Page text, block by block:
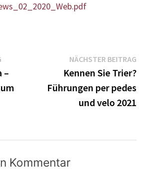
Vorheriger
Beitrag:
–
NÄCHSTER BEITRAG
Kennen Sie Trier?
Führungen per pedes
und velo 2021
Kommentar